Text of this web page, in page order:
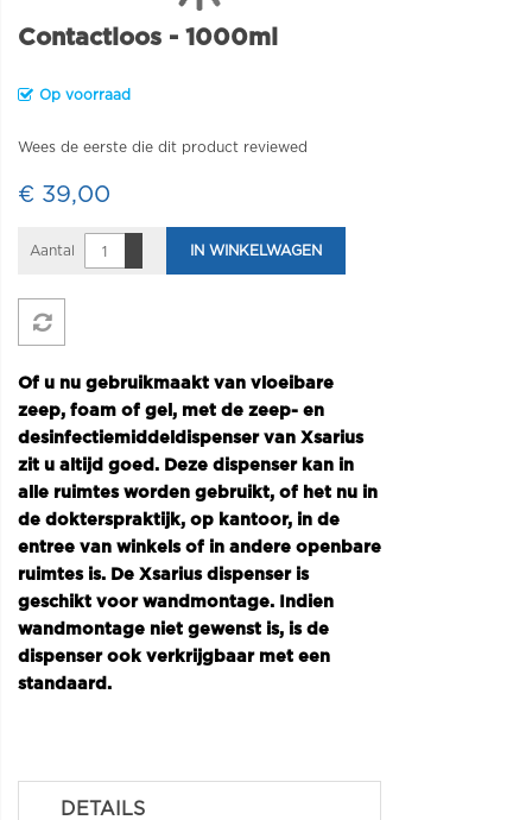
Contactloos - 1000ml
Op voorraad
Wees de eerste die dit product reviewed
€ 39,00
Aantal IN WINKELWAGEN
Of u nu gebruikmaakt van vloeibare
zeep, foam of gel, met de zeep- en
desinfectiemiddeldispenser van Xsarius
zit u altijd goed. Deze dispenser kan in
alle ruimtes worden gebruikt, of het nu in
de dokterspraktijk, op kantoor, in de
entree van winkels of in andere openbare
ruimtes is. De Xsarius dispenser is
geschikt voor wandmontage. Indien
wandmontage niet gewenst is, is de
dispenser ook verkrijgbaar met een
standaard.
DETAILS